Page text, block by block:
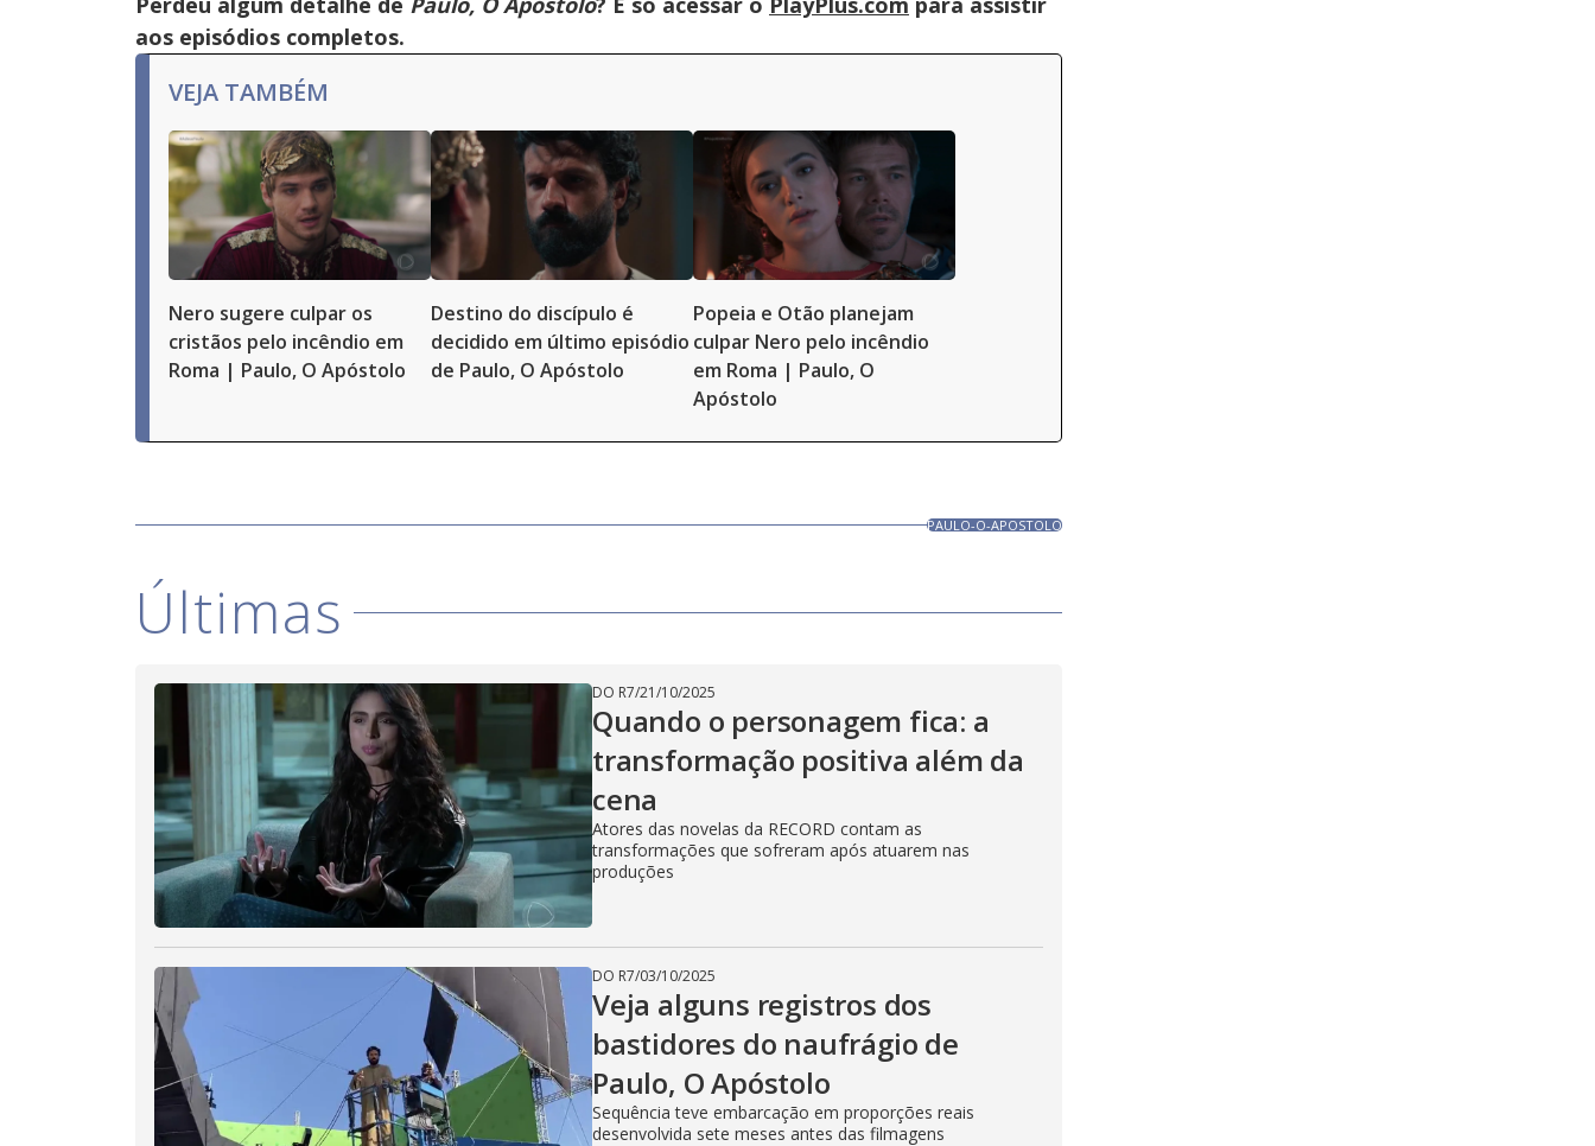
aos episódios completos.
VEJA TAMBÉM
Nero sugere culpar os
cristãos pelo incêndio em
Roma | Paulo, O Apóstolo
Destino do discípulo é
decidido em último episódio
de Paulo, O Apóstolo
Popeia e Otão planejam
culpar Nero pelo incêndio
em Roma | Paulo, O
Apóstolo
PAULO-O-APOSTOLO
Últimas
DO R7/21/10/2025
Quando o personagem fica: a
transformação positiva além da
cena
Atores das novelas da RECORD contam as
transformações que sofreram após atuarem nas
produções
DO R7/03/10/2025
Veja alguns registros dos
bastidores do naufrágio de
Paulo, O Apóstolo
Sequência teve embarcação em proporções reais
desenvolvida sete meses antes das filmagens